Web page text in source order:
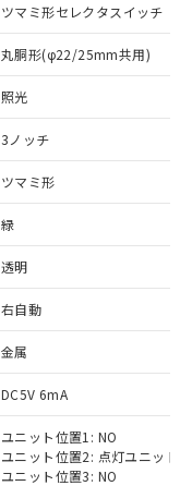
ツマミ形セレクタスイッチ
丸胴形(φ22/25mm共用)
照光
3ノッチ
ツマミ形
緑
透明
右自動
金属
DC5V 6mA
ユニット位置1: NO
ユニット位置2: 点灯ユニット
ユニット位置3: NO